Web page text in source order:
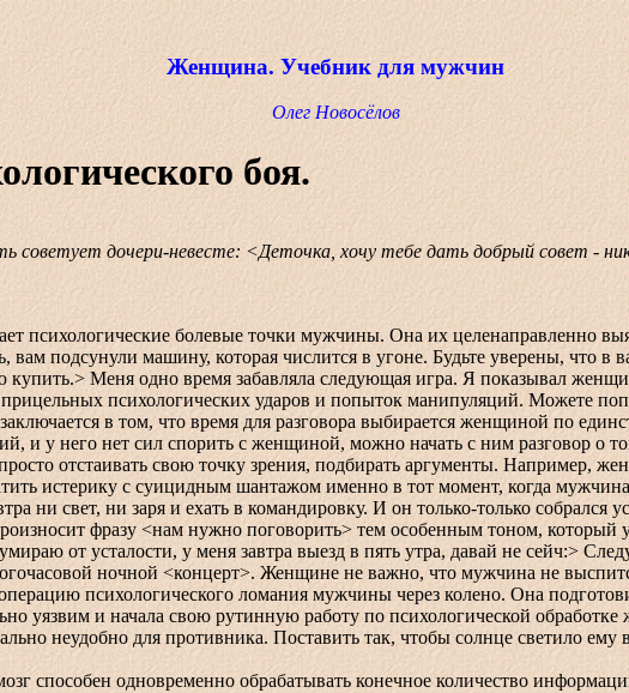
Женщина. Учебник для мужчин
Олег Новосёлов
боя.
советует дочери-невесте: <Деточка, хочу тебе дать добрый совет -
болевые точки мужчины. Она их целенаправленно
подсунули машину, которая числится в угоне. Будьте уверены, что в
Меня одно время забавляла следующая игра. Я показывал
психологических ударов и попыток манипуляций. Можете
в том, что время для разговора выбирается женщиной по
у него нет сил спорить с женщиной, можно начать с ним разговор о
отстаивать свою точку зрения, подбирать аргументы. Например,
истерику с суицидным шантажом именно в тот момент, когда мужчина
ни свет, ни заря и ехать в командировку. И он только-только
фразу <нам нужно поговорить> тем особенным тоном,
от усталости, у меня завтра выезд в пять утра, давай не сейч:>
ночной <концерт>. Женщине не важно, что мужчина не
психологического ломания мужчины через колено. Она
уязвим и начала свою рутинную работу по психологической
неудобно для противника. Поставить так, чтобы солнце светило
одновременно обрабатывать конечное количество